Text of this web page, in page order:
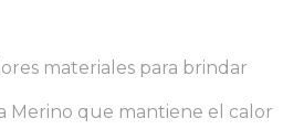
materiales para brindar
Merino que mantiene el calor